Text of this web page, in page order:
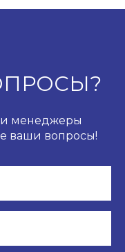
менеджеры
ваши вопросы!